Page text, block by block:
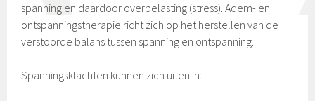
spanning en daardoor overbelasting (stress). Adem- en
ontspanningstherapie richt zich op het herstellen van de
verstoorde balans tussen spanning en ontspanning.
Spanningsklachten kunnen zich uiten in: